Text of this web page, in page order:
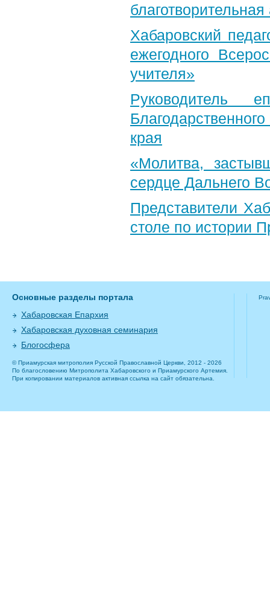
Хабаровский
ежегодного
учителя»
Руководитель
края
«Молитва,
сердце Дальнего
Представители
столе по истории
Основные разделы портала
Хабаровская Епархия
Хабаровская духовная семинария
Блогосфера
© Приамурская митрополия Русской Православной Церкви, 2012 - 2026
По благословению Митрополита Хабаровского и Приамурского Артемия.
При копировании материалов активная ссылка на сайт обязательна.